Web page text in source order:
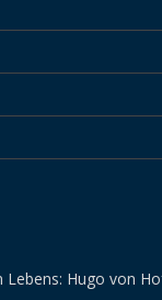
Lebens: Hugo von